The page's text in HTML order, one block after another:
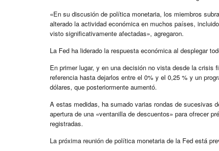
«En su discusión de política monetaria, los miembros
alterado la actividad económica en muchos países,
visto significativamente afectadas», agregaron.
La Fed ha liderado la respuesta económica al desplegar
En primer lugar, y en una decisión no vista desde la crisis
referencia hasta dejarlos entre el 0% y el 0,25 % y un
dólares, que posteriormente aumentó.
A estas medidas, ha sumado varias rondas de sucesivas
apertura de una «ventanilla de descuentos» para ofrecer
registradas.
La próxima reunión de política monetaria de la Fed está